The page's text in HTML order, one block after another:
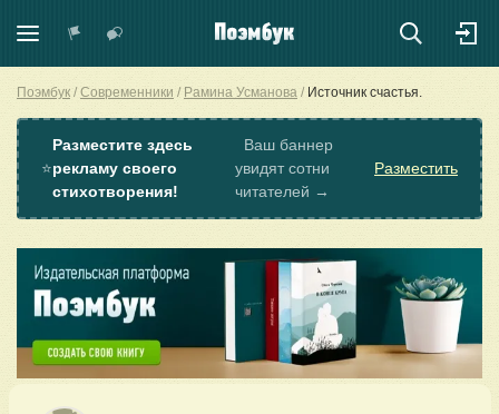
Поэмбук Современники Рамина Усманова Источник счастья.
⭐
Разместите здесь
рекламу своего
стихотворения!
Ваш баннер
увидят сотни
читателей →
Разместить